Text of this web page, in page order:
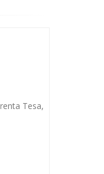
Tesa,